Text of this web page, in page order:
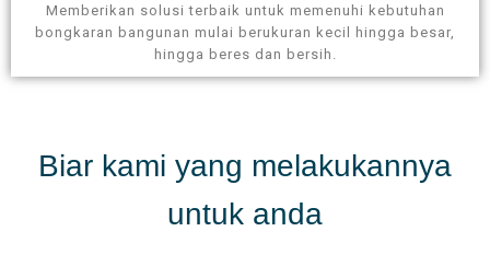
Memberikan solusi terbaik untuk memenuhi kebutuhan
bongkaran bangunan mulai berukuran kecil hingga besar,
hingga beres dan bersih.
Biar kami yang melakukannya
untuk anda